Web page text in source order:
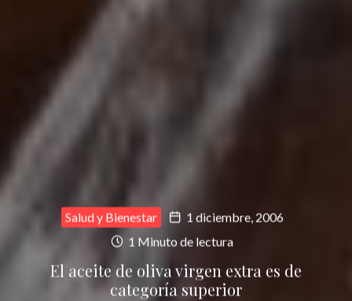
Salud y Bienestar
1 diciembre, 2006
1 Minuto de lectura
El aceite de oliva virgen extra es de
categoría superior